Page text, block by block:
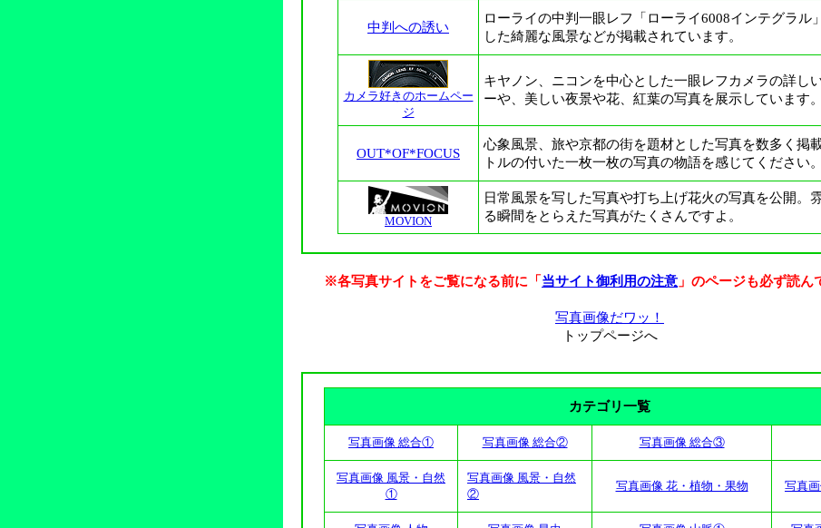
中判への誘い
ローライの中判一眼レフ「ローライ6008インテグラル
した綺麗な風景などが掲載されています。
カメラ好きのホームペー
ジ
キヤノン、ニコンを中心とした一眼レフカメラの詳し
ーや、美しい夜景や花、紅葉の写真を展示しています。
OUT*OF*FOCUS
心象風景、旅や京都の街を題材とした写真を数多く掲
トルの付いた一枚一枚の写真の物語を感じてください。
MOVION
日常風景を写した写真や打ち上げ花火の写真を公開。
る瞬間をとらえた写真がたくさんですよ。
※各写真サイトをご覧になる前に「 当サイト御利用の注意 」のページも必ず読ん
写真画像だワッ！
トップページへ
カテゴリ一覧
写真画像 総合① 写真画像 総合② 写真画像 総合③
写真画像 風景・自然
①
写真画像 風景・自然
②
写真画像 花・植物・果物 写真